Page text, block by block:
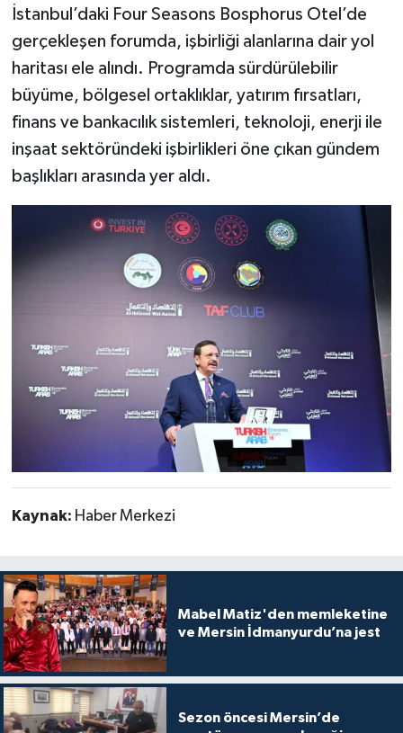
İstanbul’daki Four Seasons Bosphorus Otel’de
gerçekleşen forumda, işbirliği alanlarına dair yol
haritası ele alındı. Programda sürdürülebilir
büyüme, bölgesel ortaklıklar, yatırım fırsatları,
finans ve bankacılık sistemleri, teknoloji, enerji ile
inşaat sektöründeki işbirlikleri öne çıkan gündem
başlıkları arasında yer aldı.
Kaynak: Haber Merkezi
Mabel Matiz'den memleketine
ve Mersin İdmanyurdu’na jest
Sezon öncesi Mersin’de